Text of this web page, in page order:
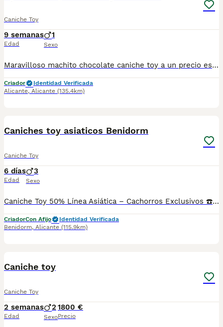
Caniche Toy
9 semanas
Edad
1
Sexo
Maravilloso machito chocolate caniche toy a un precio espectacular. Nacido y criado en familia con todos los cuidados y atenciones necesarias para que se desarrolle sano y feliz. Llamame o escribeme al numero 653037806 y te explico los detalles. No pierdas la oportunidad. ES451230000020
Criador
Identidad Verificada
Alicante, Alicante (135.4km)
Caniches toy asiaticos Benidorm
Caniche Toy
6 días
Edad
3
Sexo
Caniche Toy 50% Línea Asiática – Cachorros Exclusivos ☎️604370339 Disponibles preciosos Caniches Toy 50% línea asiática, seleccionados por su excelente genética, belleza, carácter equilibrado y calidad. 🐶 Listos para entregar a finales de septiembre Somos Centro Canino Autorizado con Núcleo Zoológico, especializados en la cría responsable de razas pequeñas. Nuestros cachorros se entregan con: ✔ Microchip. ✔ Pasaporte y cartilla veterinaria. ✔ Vacunas y desparasitaciones correspondientes a su edad. ✔ Revisión veterinaria completa. ✔ Contrato de compraventa con todas las garantías. ✔ Factura. ✔ Asesoramiento personalizado antes y después de la entrega. Criamos en un entorno familiar, prestando especial atención a la socialización temprana para que cada cachorro llegue perfectamente preparado para integrarse en su nuevo hogar. 📞 Solicita fotos, vídeos e información sin compromiso. Atención personalizada con cita previa.
CriadorCon Afijo
Identidad Verificada
Benidorm, Alicante (115.9km)
Caniche toy
Caniche Toy
2 semanas
Edad
2
Sexo
1800 €
Precio